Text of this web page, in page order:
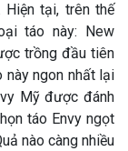
Hiện tại, trên thế
táo này: New
trồng đầu tiên
này ngon nhất lại
Mỹ được đánh
táo Envy ngọt
nào càng nhiều